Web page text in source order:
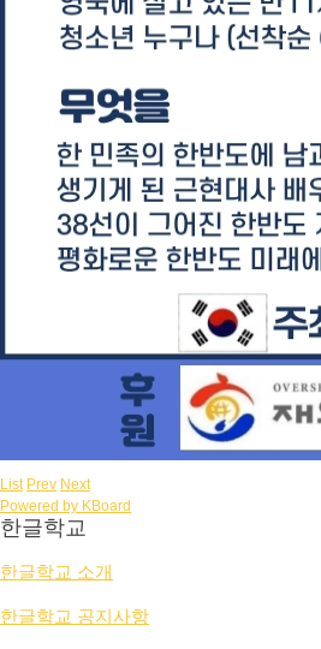
List Prev Next
Powered by KBoard
한글학교
한글학교 소개
한글학교 공지사항